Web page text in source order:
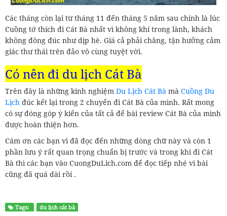
Các tháng còn lại từ tháng 11 đến tháng 5 năm sau chính là lúc
Cuồng tớ thích đi Cát Bà nhất vì không khí trong lành, khách
không đông đúc như dịp hè. Giá cả phải chăng, tận hưởng cảm
giác thư thái trên đảo vô cùng tuyệt vời.
Có nên đi du lịch Cát Bà
Trên đây là những kinh nghiệm Du Lịch Cát Bà mà Cuồng Du
Lịch đúc kết lại trong 2 chuyến đi Cát Bà của mình. Rất mong
có sự đóng góp ý kiến của tất cả để bài review Cát Bà của mình
được hoàn thiện hơn.
Cám ơn các bạn vì đã đọc đến những dòng chữ này và còn 1
phần lưu ý rất quan trọng chuẩn bị trước và trong khi đi Cát
Bà thì các bạn vào CuongDuLich.com để đọc tiếp nhé vì bài
cũng đã quá dài rồi .
Tags: du lịch cát bà